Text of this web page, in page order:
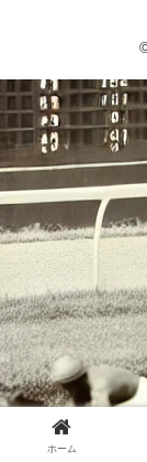
ホーム